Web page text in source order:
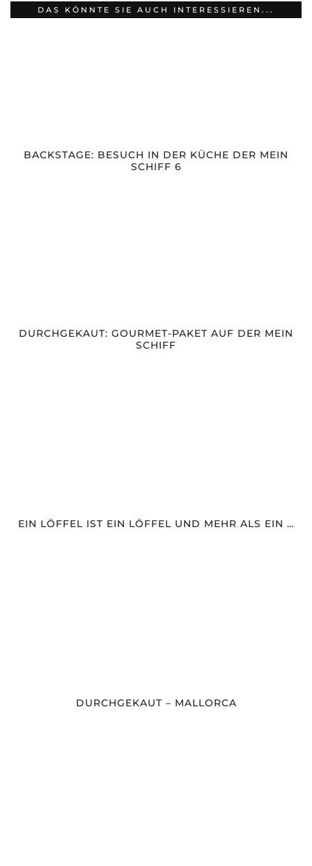
DAS KÖNNTE SIE AUCH INTERESSIEREN...
BACKSTAGE: BESUCH IN DER KÜCHE DER MEIN
SCHIFF 6
DURCHGEKAUT: GOURMET-PAKET AUF DER MEIN
SCHIFF
EIN LÖFFEL IST EIN LÖFFEL UND MEHR ALS EIN …
DURCHGEKAUT – MALLORCA